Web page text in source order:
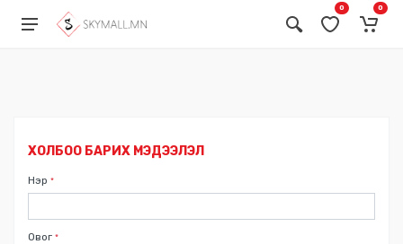
0 0
ХОЛБОО БАРИХ МЭДЭЭЛЭЛ
Нэр *
Овог *